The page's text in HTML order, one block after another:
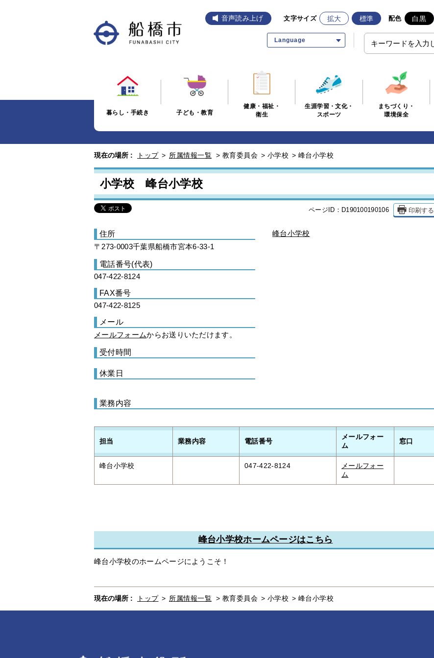
音声読み上げ 文字サイズ 拡大 標準 配色 白黒
Language
暮らし・手続き 子ども・教育
健康・福祉・
衛生
生涯学習・文化・
スポーツ
まちづくり・
環境保全
現在の場所 : トップ > 所属情報一覧 > 教育委員会 > 小学校 > 峰台小学校
小学校 峰台小学校
ページID：D190100190106 印刷する
峰台小学校
住所
〒273-0003千葉県船橋市宮本6-33-1
電話番号(代表)
047-422-8124
FAX番号
047-422-8125
メール
メールフォームからお送りいただけます。
受付時間
休業日
業務内容
担当 業務内容 電話番号
メールフォー
ム
窓口
峰台小学校 047-422-8124
メールフォー
ム
峰台小学校ホームページはこちら
峰台小学校のホームページにようこそ！
現在の場所 : トップ > 所属情報一覧 > 教育委員会 > 小学校 > 峰台小学校